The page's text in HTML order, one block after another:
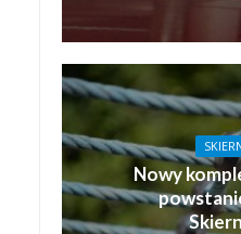
Nowy